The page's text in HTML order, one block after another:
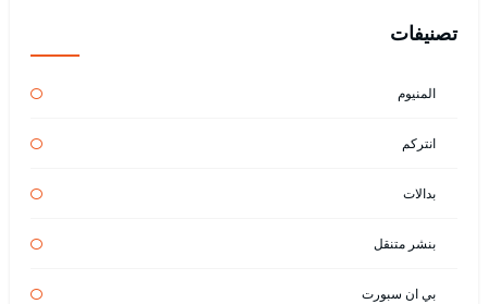
تصنيفات
المنيوم
انتركم
بدالات
بنشر متنقل
بي ان سبورت